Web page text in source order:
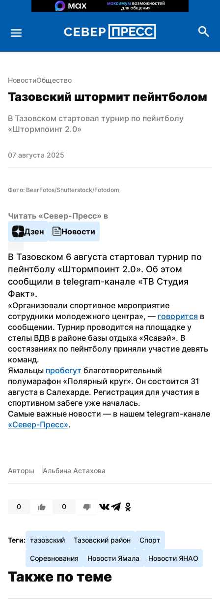
НовостиОбщество
Тазовский штормит пейнтболом
В Тазовском стартовал турнир по пейнтболу
«Штормпоинт 2.0»
07 августа 2025
Фото: BearFotos/Shutterstock/Fotodom
Читать «Север-Пресс» в
Дзен
Новости
В Тазовском 6 августа стартовал турнир по
пейнтболу «Штормпоинт 2.0». Об этом
сообщили в telegram-канале «ТВ Студия
Факт».
«Организовали спортивное мероприятие
сотрудники молодежного центра», — говорится в
сообщении. Турнир проводится на площадке у
стелы ВДВ в районе базы отдыха «Ясавэй». В
состязаниях по пейнтболу приняли участие девять
команд.
Ямальцы пробегут благотворительный
полумарафон «Полярный круг». Он состоится 31
августа в Салехарде. Регистрация для участия в
спортивном забеге уже началась.
«Север-Пресс».
Авторы Альбина Астахова
0 0
Теги: тазовский Тазовский район Спорт
Соревнования Новости Ямала Новости ЯНАО
Также по теме